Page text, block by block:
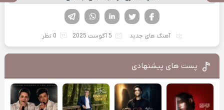
لینکدین تویتر
فیسوک
آهنگ های جدید 5 آگوست 2025 0 نظر
پست های پیشنهادی